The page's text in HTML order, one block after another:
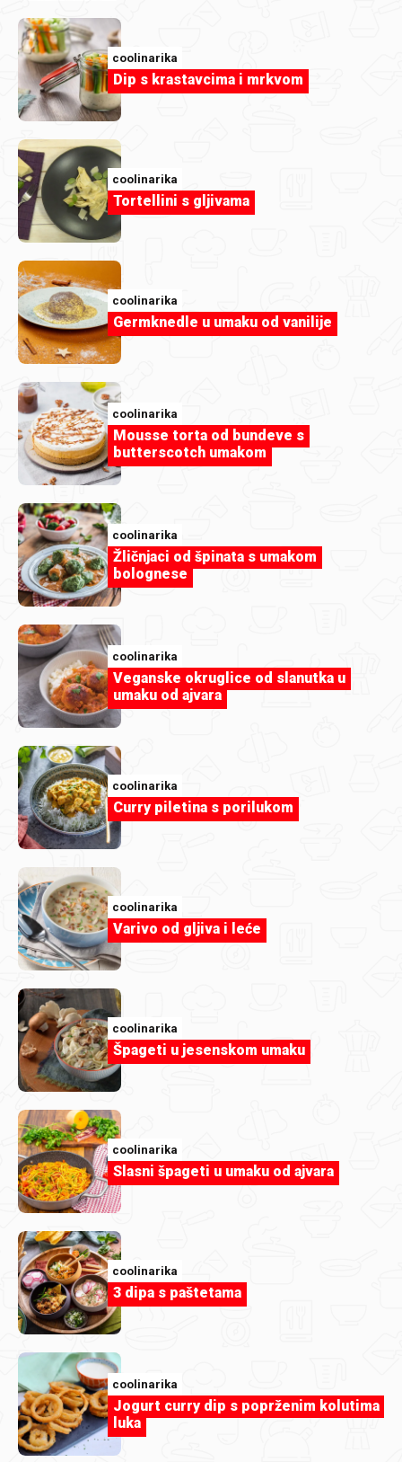
coolinarika
Limun cheesecake
coolinarika
Milioner pita
coolinarika
Sladoledni kup s jagodama i pistacijom
coolinarika
Mono cheese by Coolie
coolinarika
Dip s krastavcima i mrkvom
coolinarika
Tortellini s gljivama
coolinarika
Germknedle u umaku od vanilije
coolinarika
Mousse torta od bundeve s
butterscotch umakom
coolinarika
Žličnjaci od špinata s umakom
bolognese
coolinarika
Veganske okruglice od slanutka u
umaku od ajvara
coolinarika
Curry piletina s porilukom
coolinarika
Varivo od gljiva i leće
coolinarika
Špageti u jesenskom umaku
coolinarika
Slasni špageti u umaku od ajvara
coolinarika
3 dipa s paštetama
coolinarika
Jogurt curry dip s poprženim kolutima
luka